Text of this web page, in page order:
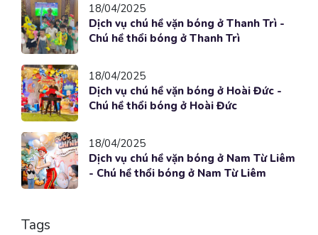
18/04/2025
Dịch vụ chú hề vặn bóng ở Thanh Trì -
Chú hề thổi bóng ở Thanh Trì
18/04/2025
Dịch vụ chú hề vặn bóng ở Hoài Đức -
Chú hề thổi bóng ở Hoài Đức
18/04/2025
Dịch vụ chú hề vặn bóng ở Nam Từ Liêm
- Chú hề thổi bóng ở Nam Từ Liêm
Tags